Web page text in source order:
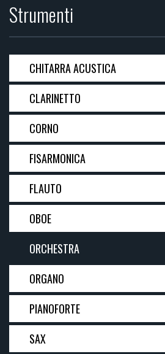
Strumenti
CHITARRA ACUSTICA
CLARINETTO
CORNO
FISARMONICA
FLAUTO
OBOE
ORCHESTRA
ORGANO
PIANOFORTE
SAX